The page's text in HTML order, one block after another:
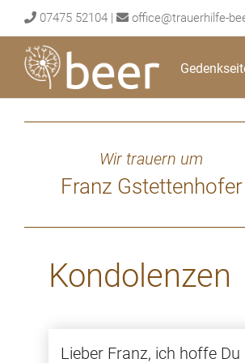
to
content
07475 52104 | office@trauerhilfe-
Wir trauern um
Franz Gstettenhofer
Kondolenzen
Lieber Franz, ich hoffe